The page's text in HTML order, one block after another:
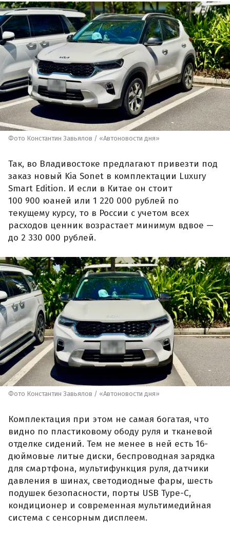
Фото Константин Завьялов / «Автоновости дня»
Так, во Владивостоке предлагают привезти под
заказ новый Kia Sonet в комплектации Luxury
Smart Edition. И если в Китае он стоит
100 900 юаней или 1 220 000 рублей по
текущему курсу, то в России с учетом всех
расходов ценник возрастает минимум вдвое —
до 2 330 000 рублей.
Фото Константин Завьялов / «Автоновости дня»
Комплектация при этом не самая богатая, что
видно по пластиковому ободу руля и тканевой
отделке сидений. Тем не менее в ней есть 16-
дюймовые литые диски, беспроводная зарядка
для смартфона, мультифункция руля, датчики
давления в шинах, светодиодные фары, шесть
подушек безопасности, порты USB Type-C,
кондиционер и современная мультимедийная
система с сенсорным дисплеем.